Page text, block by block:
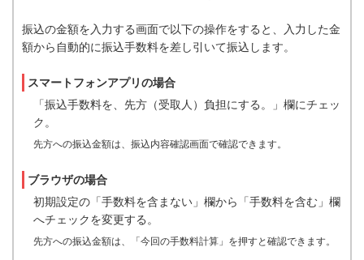
振込の金額を入力する画面で以下の操作をすると、入力した金
額から自動的に振込手数料を差し引いて振込します。
スマートフォンアプリの場合
「振込手数料を、先方（受取人）負担にする。」欄にチェッ
ク。
先方への振込金額は、振込内容確認画面で確認できます。
ブラウザの場合
初期設定の「手数料を含まない」欄から「手数料を含む」欄
へチェックを変更する。
先方への振込金額は、「今回の手数料計算」を押すと確認できます。